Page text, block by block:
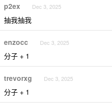
p2ex Dec 3, 2025
抽我抽我
enzocc Dec 3, 2025
分子 + 1
trevorxg Dec 3, 2025
分子 + 1